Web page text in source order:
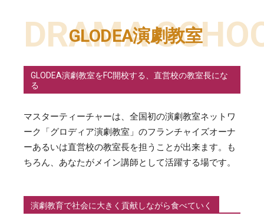
GLODEA演劇教室
DRAMA
GLODEA演劇教室をFC開校する、直営校の教室長にな
る
マスターティーチャーは、全国初の演劇教室ネットワ
ーク「グロディア演劇教室」のフランチャイズオーナ
ーあるいは直営校の教室長を担うことが出来ます。も
ちろん、あなたがメイン講師として活躍する場です。
演劇教育で社会に大きく貢献しながら食べていく